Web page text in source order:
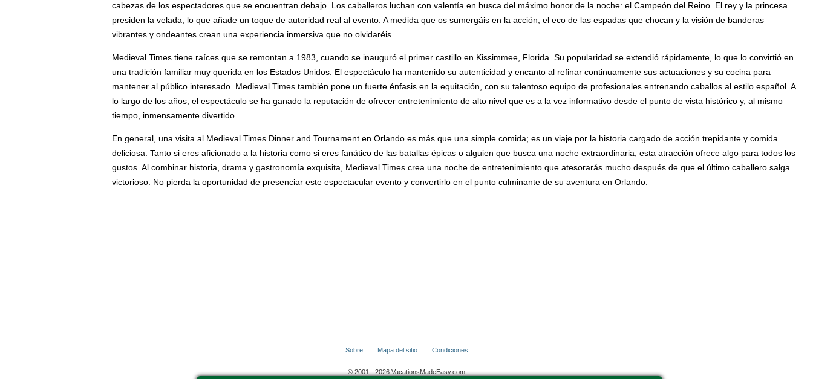
cabezas de los espectadores que se encuentran debajo. Los caballeros luchan con valentía en busca del máximo honor de la noche: el Campeón del Reino. El rey y la princesa
presiden la velada, lo que añade un toque de autoridad real al evento. A medida que os sumergáis en la acción, el eco de las espadas que chocan y la visión de banderas
vibrantes y ondeantes crean una experiencia inmersiva que no olvidaréis.
Medieval Times tiene raíces que se remontan a 1983, cuando se inauguró el primer castillo en Kissimmee, Florida. Su popularidad se extendió rápidamente, lo que lo convirtió en
una tradición familiar muy querida en los Estados Unidos. El espectáculo ha mantenido su autenticidad y encanto al refinar continuamente sus actuaciones y su cocina para
mantener al público interesado. Medieval Times también pone un fuerte énfasis en la equitación, con su talentoso equipo de profesionales entrenando caballos al estilo español. A
lo largo de los años, el espectáculo se ha ganado la reputación de ofrecer entretenimiento de alto nivel que es a la vez informativo desde el punto de vista histórico y, al mismo
tiempo, inmensamente divertido.
En general, una visita al Medieval Times Dinner and Tournament en Orlando es más que una simple comida; es un viaje por la historia cargado de acción trepidante y comida
deliciosa. Tanto si eres aficionado a la historia como si eres fanático de las batallas épicas o alguien que busca una noche extraordinaria, esta atracción ofrece algo para todos los
gustos. Al combinar historia, drama y gastronomía exquisita, Medieval Times crea una noche de entretenimiento que atesorarás mucho después de que el último caballero salga
victorioso. No pierda la oportunidad de presenciar este espectacular evento y convertirlo en el punto culminante de su aventura en Orlando.
Sobre Mapa del sitio Condiciones
© 2001 - 2026 VacationsMadeEasy.com